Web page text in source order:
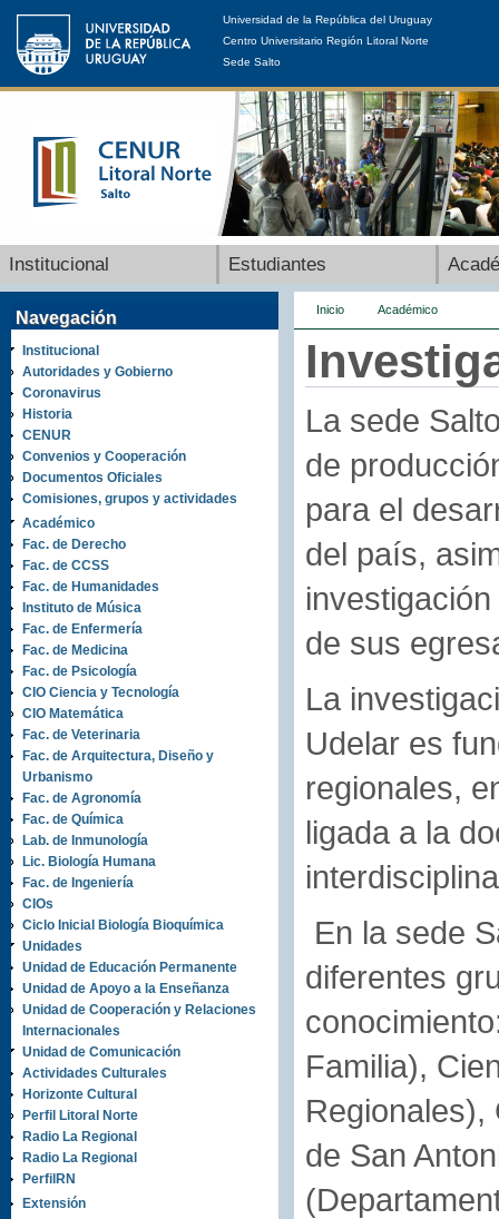
Universidad de la República del Uruguay
Centro Universitario Región Litoral Norte
Sede Salto
Institucional Estudiantes
Navegación
Institucional
Autoridades y Gobierno
Coronavirus
Historia
CENUR
Convenios y Cooperación
Documentos Oficiales
Comisiones, grupos y actividades
Académico
Fac. de Derecho
Fac. de CCSS
Fac. de Humanidades
Instituto de Música
Fac. de Enfermería
Fac. de Medicina
Fac. de Psicología
CIO Ciencia y Tecnología
CIO Matemática
Fac. de Veterinaria
Fac. de Arquitectura, Diseño y
Urbanismo
Fac. de Agronomía
Fac. de Química
Lab. de Inmunología
Lic. Biología Humana
Fac. de Ingeniería
CIOs
Ciclo Inicial Biología Bioquímica
Unidades
Unidad de Educación Permanente
Unidad de Apoyo a la Enseñanza
Unidad de Cooperación y Relaciones
Internacionales
Unidad de Comunicación
Actividades Culturales
Horizonte Cultural
Perfil Litoral Norte
Radio La Regional
Radio La Regional
PerfilRN
Extensión
Inicio Académico
La sede
de
para el
del país,
de sus
La
Udelar es
regionales,
ligada a la
En la sede
diferentes
Familia),
Regionales),
de San